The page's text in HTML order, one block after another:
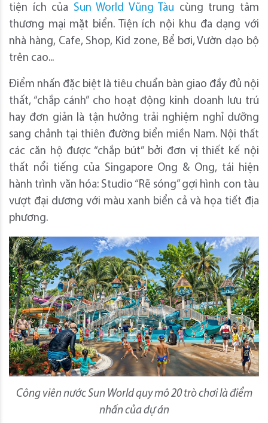
tiện ích của Sun World Vũng Tàu cùng trung tâm
thương mại mặt biển. Tiện ích nội khu đa dạng với
nhà hàng, Cafe, Shop, Kid zone, Bể bơi, Vườn dạo bộ
trên cao...
Điểm nhấn đặc biệt là tiêu chuẩn bàn giao đầy đủ nội
thất, “chắp cánh” cho hoạt động kinh doanh lưu trú
hay đơn giản là tận hưởng trải nghiệm nghỉ dưỡng
sang chảnh tại thiên đường biển miền Nam. Nội thất
các căn hộ được “chắp bút” bởi đơn vị thiết kế nội
thất nổi tiếng của Singapore Ong & Ong, tái hiện
hành trình văn hóa: Studio “Rẽ sóng” gợi hình con tàu
vượt đại dương với màu xanh biển cả và họa tiết địa
phương.
Công viên nước Sun World quy mô 20 trò chơi là điểm
nhấn của dự án